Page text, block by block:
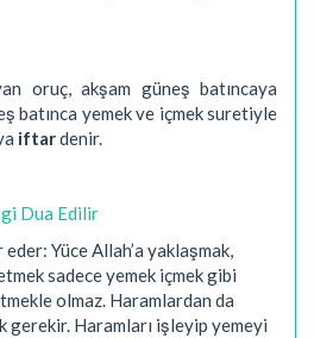
oruç, akşam güneş batıncaya
batınca yemek ve içmek suretiyle
iftardenir.
Dua Edilir
Yüce Allah’a yaklaşmak,
sadece yemek içmek gibi
olmaz. Haramlardan da
gerekir. Haramları işleyip yemeyi